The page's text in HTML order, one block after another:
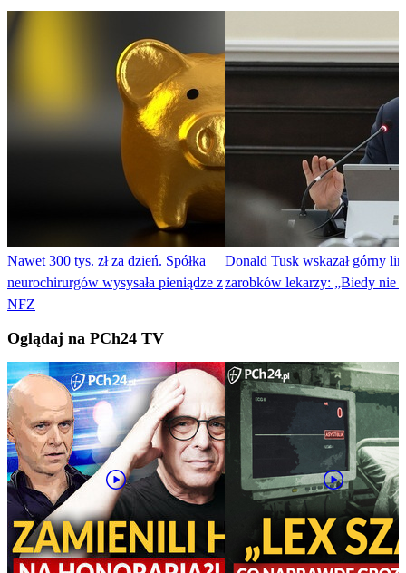
Nawet 300 tys. zł za dzień. Spółka
neurochirurgów wysysała pieniądze z
NFZ
Donald Tusk wskazał górny
zarobków lekarzy: „Biedy nie
Oglądaj na PCh24 TV